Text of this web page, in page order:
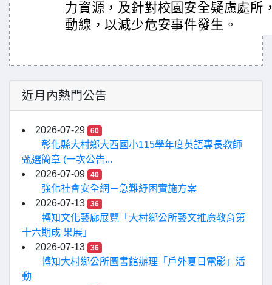
力資源，及針對校園安全疑慮處所
動線，以減少危安事件發生。
近月內熱門公告
2026-07-29 60
彰化縣大村鄉大西國小115學年度英語專長教師
甄選簡章 (一次公告...
2026-07-09
40
強化社會安全網－急難紓困實施方案
2026-07-13
36
轉知文化藝廊展覽「大村鄉公所藝文推廣教育第
十六期成 果展」
2026-07-13
36
轉知大村鄉公所圖書館辦理「戶外夏日電影」活
動